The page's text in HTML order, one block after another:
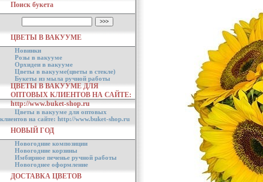
Поиск букета
ЦВЕТЫ В ВАКУУМЕ
Новинки
Розы в вакууме
Орхидеи в вакууме
Цветы в вакууме(цветы в стекле)
Букеты из мыла ручной работы
ЦВЕТЫ В ВАКУУМЕ ДЛЯ
ОПТОВЫХ КЛИЕНТОВ НА САЙТЕ:
http://www.buket-shop.ru
Цветы в вакууме для оптовых
клиентов на сайте: http://www.buket-shop.ru
НОВЫЙ ГОД
Новогодние композиции
Новогодние корзины
Имбирное печенье ручной работы
Новогоднее оформление
ДОСТАВКА ЦВЕТОВ